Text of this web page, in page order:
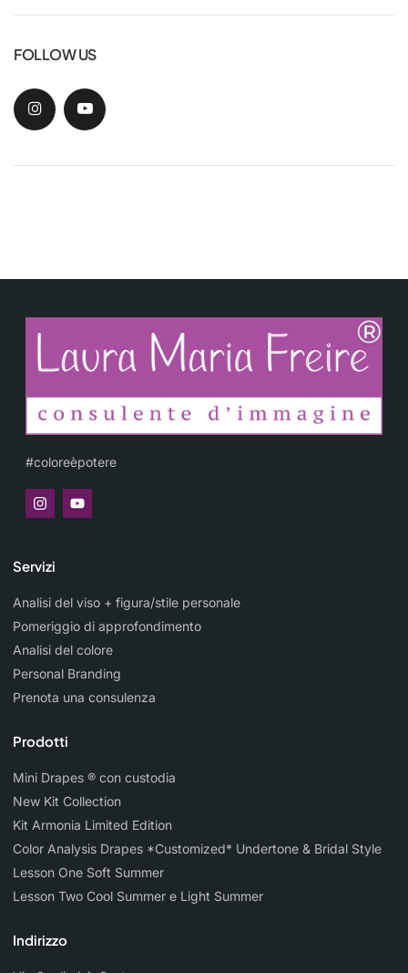
FOLLOW US
#coloreèpotere
Servizi
Analisi del viso + figura/stile personale
Pomeriggio di approfondimento
Analisi del colore
Personal Branding
Prenota una consulenza
Prodotti
Mini Drapes ® con custodia
New Kit Collection
Kit Armonia Limited Edition
Color Analysis Drapes *Customized* Undertone & Bridal Style
Lesson One Soft Summer
Lesson Two Cool Summer e Light Summer
Indirizzo